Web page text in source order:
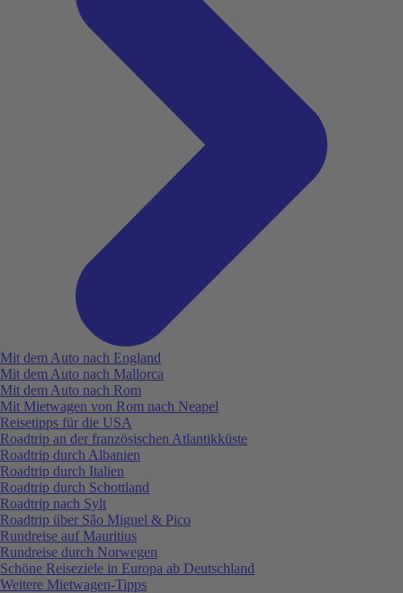
Mit dem Auto nach England
Mit dem Auto nach Mallorca
Mit dem Auto nach Rom
Mit Mietwagen von Rom nach Neapel
Reisetipps für die USA
Roadtrip an der französischen Atlantikküste
Roadtrip durch Albanien
Roadtrip durch Italien
Roadtrip durch Schottland
Roadtrip nach Sylt
Roadtrip über São Miguel & Pico
Rundreise auf Mauritius
Rundreise durch Norwegen
Schöne Reiseziele in Europa ab Deutschland
Weitere Mietwagen-Tipps